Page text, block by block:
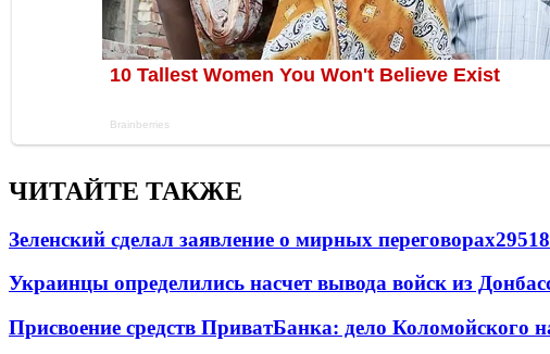
ЧИТАЙТЕ ТАКЖЕ
Зеленский сделал заявление о мирных переговорах29518
Украинцы определились насчет вывода войск из
Присвоение средств ПриватБанка: дело Коломойского